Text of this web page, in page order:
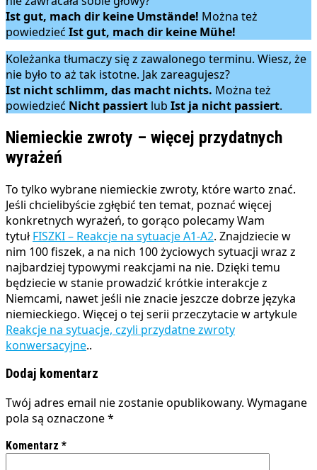
Ist gut, mach dir keine Umstände! Można też
powiedzieć Ist gut, mach dir keine Mühe!
Koleżanka tłumaczy się z zawalonego terminu. Wiesz, że
nie było to aż tak istotne. Jak zareagujesz?
Ist nicht schlimm, das macht nichts. Można też
powiedzieć Nicht passiert lub Ist ja nicht passiert.
Niemieckie zwroty – więcej przydatnych
wyrażeń
To tylko wybrane niemieckie zwroty, które warto znać.
Jeśli chcielibyście zgłębić ten temat, poznać więcej
konkretnych wyrażeń, to gorąco polecamy Wam
tytuł FISZKI – Reakcje na sytuacje A1-A2. Znajdziecie w
nim 100 fiszek, a na nich 100 życiowych sytuacji wraz z
najbardziej typowymi reakcjami na nie. Dzięki temu
będziecie w stanie prowadzić krótkie interakcje z
Niemcami, nawet jeśli nie znacie jeszcze dobrze języka
niemieckiego. Więcej o tej serii przeczytacie w artykule
Reakcje na sytuacje, czyli przydatne zwroty
konwersacyjne..
Dodaj komentarz
Twój adres email nie zostanie opublikowany. Wymagane
pola są oznaczone*
Komentarz *